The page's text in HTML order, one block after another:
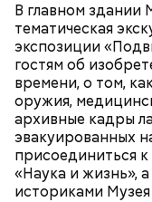
В главном
тематическая
экспозиции
гостям об
времени, о том,
оружия,
архивные кадры
эвакуированных
присоединиться
«Наука и жизнь»,
историками
— Маршрут
районов. Таким
смогут как
реализованным
Небольшой
XIX века,
есть
под жилое